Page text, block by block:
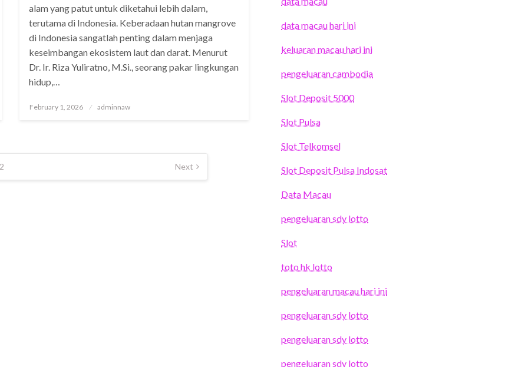
alam yang patut untuk diketahui lebih dalam,
terutama di Indonesia. Keberadaan hutan mangrove
di Indonesia sangatlah penting dalam menjaga
keseimbangan ekosistem laut dan darat. Menurut
Dr. Ir. Riza Yuliratno, M.Si., seorang pakar lingkungan
hidup,…
Posted
February 1, 2026 adminnaw
2 Next
data macau hari ini
keluaran macau hari ini
pengeluaran cambodia
Slot Deposit 5000
Slot Pulsa
Slot Telkomsel
Slot Deposit Pulsa Indosat
Data Macau
pengeluaran sdy lotto
Slot
toto hk lotto
pengeluaran macau hari ini
pengeluaran sdy lotto
pengeluaran sdy lotto
pengeluaran sdy lotto